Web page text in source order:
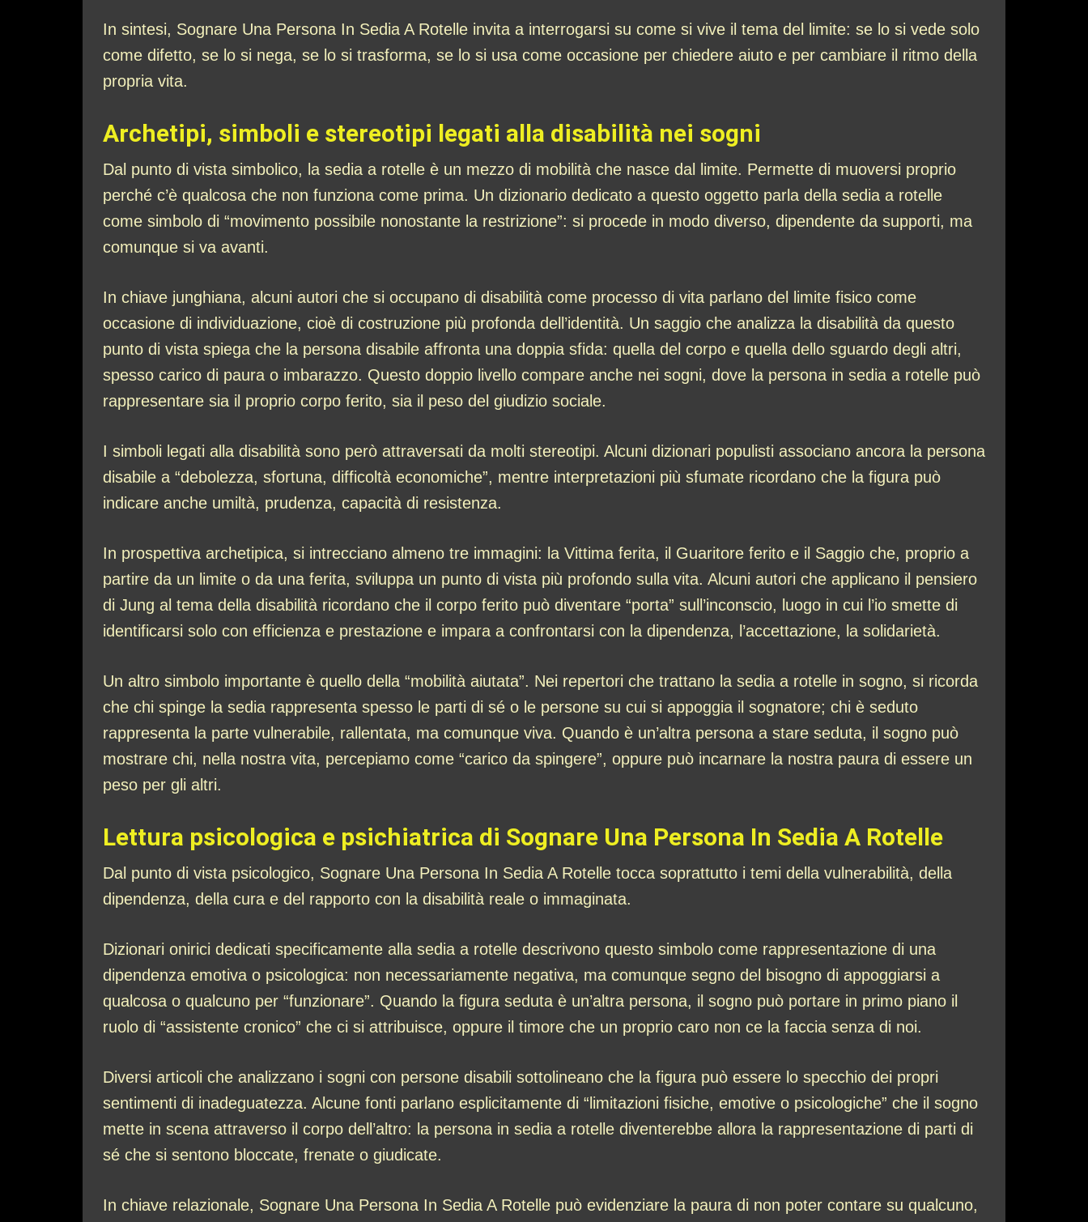
In sintesi, Sognare Una Persona In Sedia A Rotelle invita a interrogarsi su come si vive il tema del limite: se lo si vede solo
come difetto, se lo si nega, se lo si trasforma, se lo si usa come occasione per chiedere aiuto e per cambiare il ritmo della
propria vita.
Archetipi, simboli e stereotipi legati alla disabilità nei sogni
Dal punto di vista simbolico, la sedia a rotelle è un mezzo di mobilità che nasce dal limite. Permette di muoversi proprio
perché c’è qualcosa che non funziona come prima. Un dizionario dedicato a questo oggetto parla della sedia a rotelle
come simbolo di “movimento possibile nonostante la restrizione”: si procede in modo diverso, dipendente da supporti, ma
comunque si va avanti.
In chiave junghiana, alcuni autori che si occupano di disabilità come processo di vita parlano del limite fisico come
occasione di individuazione, cioè di costruzione più profonda dell’identità. Un saggio che analizza la disabilità da questo
punto di vista spiega che la persona disabile affronta una doppia sfida: quella del corpo e quella dello sguardo degli altri,
spesso carico di paura o imbarazzo. Questo doppio livello compare anche nei sogni, dove la persona in sedia a rotelle può
rappresentare sia il proprio corpo ferito, sia il peso del giudizio sociale.
I simboli legati alla disabilità sono però attraversati da molti stereotipi. Alcuni dizionari populisti associano ancora la persona
disabile a “debolezza, sfortuna, difficoltà economiche”, mentre interpretazioni più sfumate ricordano che la figura può
indicare anche umiltà, prudenza, capacità di resistenza.
In prospettiva archetipica, si intrecciano almeno tre immagini: la Vittima ferita, il Guaritore ferito e il Saggio che, proprio a
partire da un limite o da una ferita, sviluppa un punto di vista più profondo sulla vita. Alcuni autori che applicano il pensiero
di Jung al tema della disabilità ricordano che il corpo ferito può diventare “porta” sull’inconscio, luogo in cui l’io smette di
identificarsi solo con efficienza e prestazione e impara a confrontarsi con la dipendenza, l’accettazione, la solidarietà.
Un altro simbolo importante è quello della “mobilità aiutata”. Nei repertori che trattano la sedia a rotelle in sogno, si ricorda
che chi spinge la sedia rappresenta spesso le parti di sé o le persone su cui si appoggia il sognatore; chi è seduto
rappresenta la parte vulnerabile, rallentata, ma comunque viva. Quando è un’altra persona a stare seduta, il sogno può
mostrare chi, nella nostra vita, percepiamo come “carico da spingere”, oppure può incarnare la nostra paura di essere un
peso per gli altri.
Lettura psicologica e psichiatrica di Sognare Una Persona In Sedia A Rotelle
Dal punto di vista psicologico, Sognare Una Persona In Sedia A Rotelle tocca soprattutto i temi della vulnerabilità, della
dipendenza, della cura e del rapporto con la disabilità reale o immaginata.
Dizionari onirici dedicati specificamente alla sedia a rotelle descrivono questo simbolo come rappresentazione di una
dipendenza emotiva o psicologica: non necessariamente negativa, ma comunque segno del bisogno di appoggiarsi a
qualcosa o qualcuno per “funzionare”. Quando la figura seduta è un’altra persona, il sogno può portare in primo piano il
ruolo di “assistente cronico” che ci si attribuisce, oppure il timore che un proprio caro non ce la faccia senza di noi.
Diversi articoli che analizzano i sogni con persone disabili sottolineano che la figura può essere lo specchio dei propri
sentimenti di inadeguatezza. Alcune fonti parlano esplicitamente di “limitazioni fisiche, emotive o psicologiche” che il sogno
mette in scena attraverso il corpo dell’altro: la persona in sedia a rotelle diventerebbe allora la rappresentazione di parti di
sé che si sentono bloccate, frenate o giudicate.
In chiave relazionale, Sognare Una Persona In Sedia A Rotelle può evidenziare la paura di non poter contare su qualcuno,